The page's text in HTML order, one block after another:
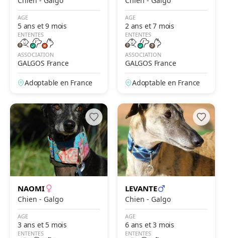
AGE
5 ans et 9 mois
ENTENTES
ASSOCIATION
GALGOS France
Adoptable en France
AGE
2 ans et 7 mois
ENTENTES
ASSOCIATION
GALGOS France
Adoptable en France
NAOMI
Chien - Galgo
AGE
3 ans et 5 mois
ENTENTES
LEVANTE
Chien - Galgo
AGE
6 ans et 3 mois
ENTENTES